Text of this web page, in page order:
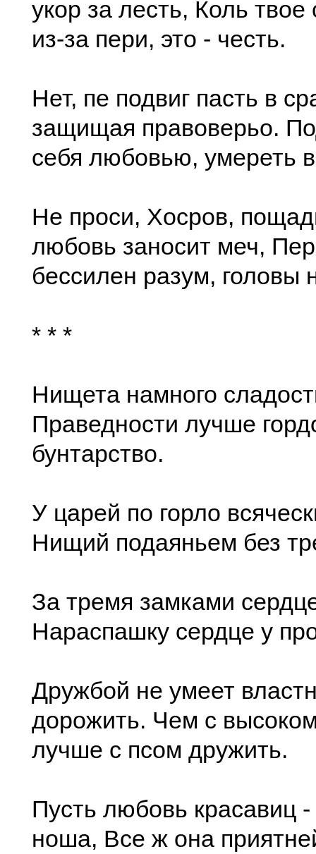
укор за лесть, Коль
из-за пери, это - честь.
Нет, пе подвиг пасть в
защищая правоверьо.
себя любовью, умереть
Не проси, Хосров,
любовь заносит меч,
бессилен разум, головы
* * *
Нищета намного
Праведности лучше
бунтарство.
У царей по горло
Нищий подаяньем без
За тремя замками
Нараспашку сердце у
Дружбой не умеет
дорожить. Чем с
лучше с псом дружить.
Пусть любовь красавиц
ноша, Все ж она